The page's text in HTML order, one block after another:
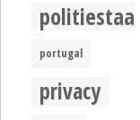
politiestaat
portugal
privacy